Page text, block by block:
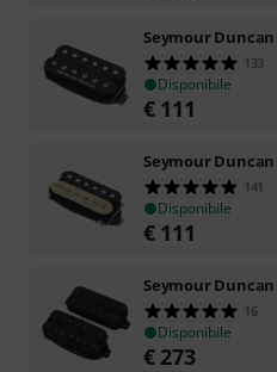
Seymour Duncan
133
Disponibile
€ 111
Seymour Duncan
141
Disponibile
€ 111
Seymour Duncan
16
Disponibile
€ 273